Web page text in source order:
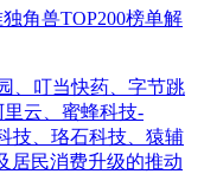
角兽TOP200榜单解
、叮当快药、字节跳
云、蜜蜂科技-
技、珞石科技、猿辅
居民消费升级的推动